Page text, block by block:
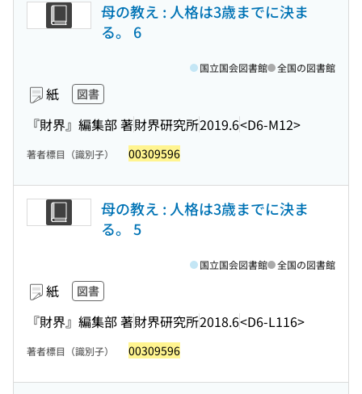
母の教え : 人格は3歳までに決ま
る。 6
紙 図書
『財界』編集部 著財界研究所2019.6<D6-M12>
国立国会図書館 全国の図書館
著者標目（識別子） 00309596
母の教え : 人格は3歳までに決ま
る。 5
紙 図書
『財界』編集部 著財界研究所2018.6<D6-L116>
国立国会図書館 全国の図書館
著者標目（識別子） 00309596